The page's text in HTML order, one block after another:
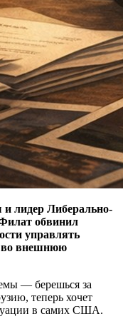
лидер Либерально-
обвинил
управлять
во внешнюю
— берешься за
теперь хочет
в самих США.